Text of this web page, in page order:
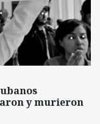
y murieron